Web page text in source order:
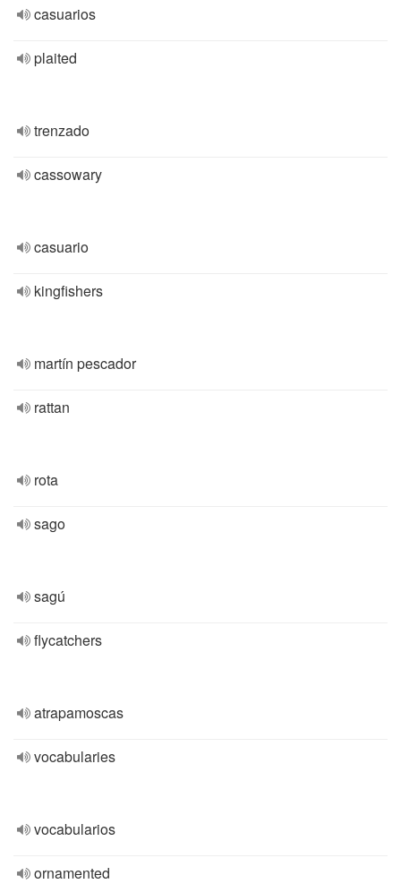
casuarios
plaited
trenzado
cassowary
casuario
kingfishers
martín pescador
rattan
rota
sago
sagú
flycatchers
atrapamoscas
vocabularies
vocabularios
ornamented